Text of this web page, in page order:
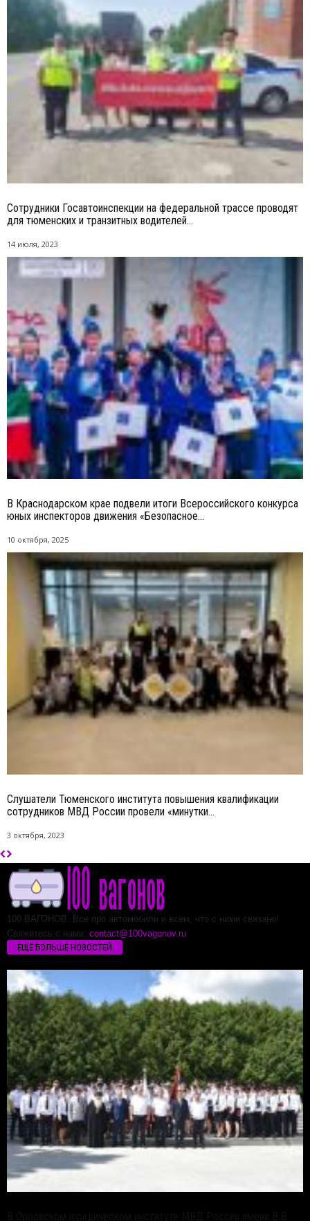
Сотрудники Госавтоинспекции на федеральной трассе проводят
для тюменских и транзитных водителей...
14 июля, 2023
В Краснодарском крае подвели итоги Всероссийского конкурса
юных инспекторов движения «Безопасное...
10 октября, 2025
Слушатели Тюменского института повышения квалификации
сотрудников МВД России провели «минутки...
3 октября, 2023
100 ВАГОНОВ. Все про автомобили и всем, что с ними связано!
Свяжитесь с нами: contact@100vagonov.ru
ЕЩЁ БОЛЬШЕ НОВОСТЕЙ